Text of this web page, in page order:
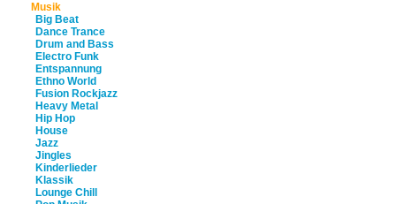
Musik
Big Beat
Dance Trance
Drum and Bass
Electro Funk
Entspannung
Ethno World
Fusion Rockjazz
Heavy Metal
Hip Hop
House
Jazz
Jingles
Kinderlieder
Klassik
Lounge Chill